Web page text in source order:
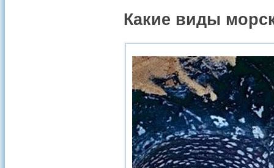
Какие виды